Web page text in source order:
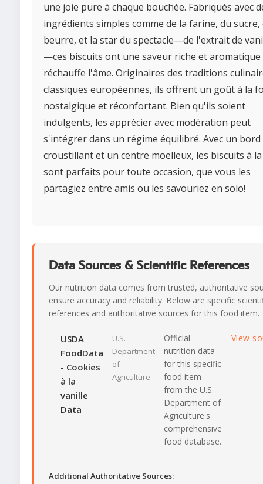
une joie pure à chaque bouchée. Fabriqués avec
ingrédients simples comme de la farine, du sucre,
beurre, et la star du spectacle—de l'extrait de
—ces biscuits ont une saveur riche et aromatique
réchauffe l'âme. Originaires des traditions
classiques européennes, ils offrent un goût à la
nostalgique et réconfortant. Bien qu'ils soient
indulgents, les apprécier avec modération peut
s'intégrer dans un régime équilibré. Avec un bord
croustillant et un centre moelleux, les biscuits à
sont parfaits pour toute occasion, que vous les
partagiez entre amis ou les savouriez en solo!
Data Sources & Scientific References
Our nutrition data comes from trusted, authoritative
ensure accuracy and reliability. Below are specific
references and authoritative sources for this food item.
USDA
FoodData
- Cookies
à la
vanille
Data
U.S.
Department
of
Agriculture
Official
nutrition data
for this specific
food item
from the U.S.
Department of
Agriculture's
comprehensive
food database.
View
Additional Authoritative Sources: